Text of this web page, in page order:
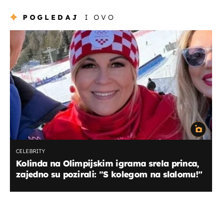
POGLEDAJ I OVO
CELEBRITY
Kolinda na Olimpijskim igrama srela princa,
zajedno su pozirali: ''S kolegom na slalomu!''